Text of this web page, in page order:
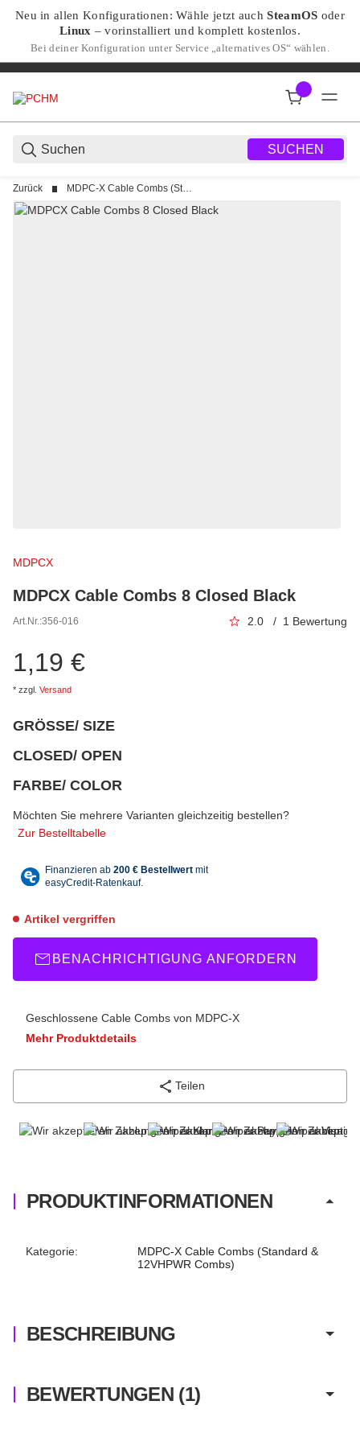
Neu in allen Konfigurationen: Wähle jetzt auchSteamOS oder
Linux – vorinstalliert und komplett kostenlos.
Bei deiner Konfiguration unter Service „alternatives OS“ wählen.
SUCHEN
Zurück MDPC-X Cable Combs (Standard & 12VHPWR Combs)
MDPCX
MDPCX Cable Combs 8 Closed Black
Art.Nr.:356-016 2.0 / 1 Bewertung
1,19 €
* zzgl. Versand
GRÖSSE/ SIZE
CLOSED/ OPEN
FARBE/ COLOR
Möchten Sie mehrere Varianten gleichzeitig bestellen?
Zur Bestelltabelle
Artikel vergriffen
BENACHRICHTIGUNG ANFORDERN
Geschlossene Cable Combs von MDPC-X
Mehr Produktdetails
Teilen
PRODUKTINFORMATIONEN
Produkteigenschaft
Wert
Kategorie:
MDPC-X Cable Combs (Standard &
12VHPWR Combs)
BESCHREIBUNG
BEWERTUNGEN (1)